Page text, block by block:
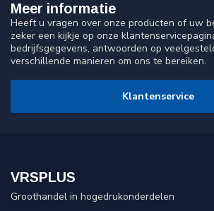
Meer informatie
Heeft u vragen over onze producten of uw
zeker een kijkje op onze
bedrijfsgegevens, antwoorden op
verschillende manieren om ons te bereiken.
Klantenservice
VRSPLUS
Groothandel in hogedrukonderdelen